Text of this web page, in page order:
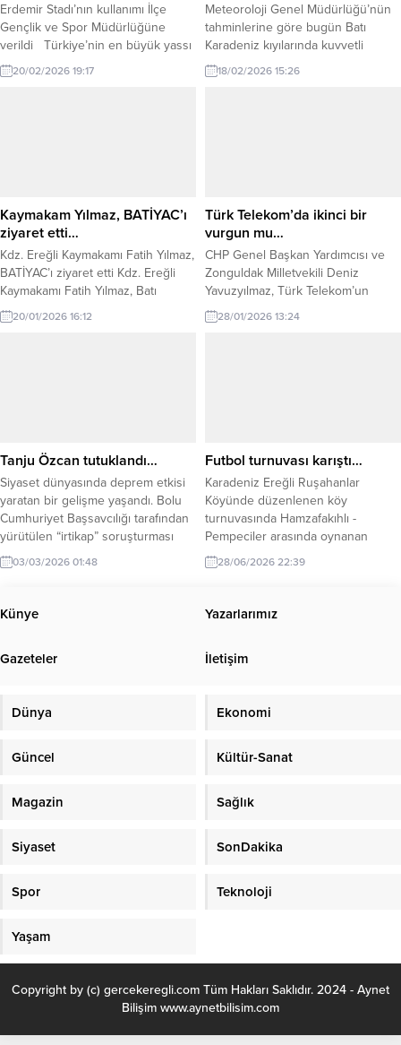
Erdemir Stadı’nın kullanımı İlçe
Gençlik ve Spor Müdürlüğüne
verildi Türkiye’nin en büyük yassı
çelik üreticisi Erdemir, kurumsal
sosyal sorumluluk anlayışı
Gençlik ve Spor...
20/02/2026 19:17
Meteoroloji Genel Müdürlüğü’nün
tahminlerine göre bugün Batı
Karadeniz kıyılarında kuvvetli
rüzgar ve fırtına bekleniyor. Yapılan
son değerlendirmelere göre;
ulaşımda aksamalar, çatı uçması,
ağaç devrilmesi,...
18/02/2026 15:26
Kaymakam Yılmaz, BATİYAC’ı
ziyaret etti…
Kdz. Ereğli Kaymakamı Fatih Yılmaz,
BATİYAC’ı ziyaret etti Kdz. Ereğli
Kaymakamı Fatih Yılmaz, Batı
Karadeniz İnternet Gazetecileri ve
Yazarları Cemiyeti’ni (BATİYAC)
yerel basının kamuoyunun...
20/01/2026 16:12
Türk Telekom’da ikinci bir
vurgun mu…
CHP Genel Başkan Yardımcısı ve
Zonguldak Milletvekili Deniz
Yavuzyılmaz, Türk Telekom’un
teknik hizmetlerinin iki özel şirkete
devredilmek istendiğini iddia
bünyesinde “ikinci bir vurgun”
olarak...
28/01/2026 13:24
Tanju Özcan tutuklandı…
Siyaset dünyasında deprem etkisi
yaratan bir gelişme yaşandı. Bolu
Cumhuriyet Başsavcılığı tarafından
yürütülen “irtikap” soruşturması
kapsamında gözaltına alınan Bolu
Belediye Başkanı Tanju Özcan
Mahkemesi, gün boyu süren ifade
işlemlerinin ardından kararını
Başkanı Tanju Özcan ve Belediye
03/03/2026 01:48
Futbol turnuvası karıştı…
Karadeniz Ereğli Ruşahanlar
Köyünde düzenlenen köy
turnuvasında Hamzafakıhlı -
Pempeciler arasında oynanan
müsabakada olaylar çıktı.
28/06/2026 22:39
Künye Yazarlarımız
Gazeteler İletişim
Dünya Ekonomi
Güncel Kültür-Sanat
Magazin Sağlık
Siyaset SonDakika
Spor Teknoloji
Yaşam
Copyright by (c) gercekeregli.com Tüm Hakları Saklıdır. 2024 - Aynet
Bilişim www.aynetbilisim.com